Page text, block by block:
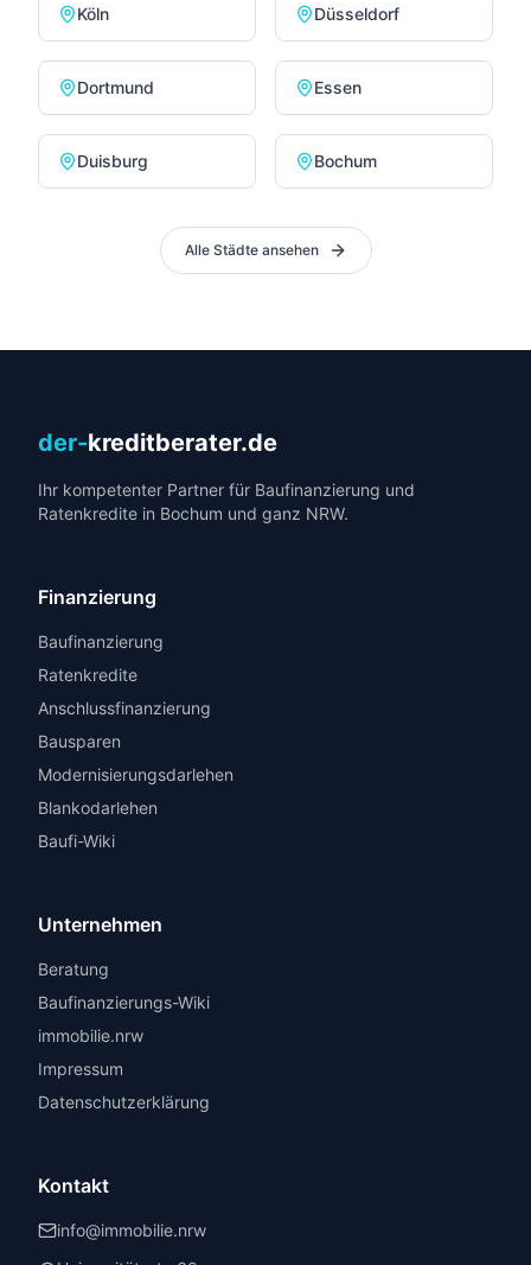
Köln Düsseldorf
Dortmund Essen
Duisburg Bochum
Alle Städte ansehen
der-kreditberater.de
Ihr kompetenter Partner für Baufinanzierung und
Ratenkredite in Bochum und ganz NRW.
Finanzierung
Baufinanzierung
Ratenkredite
Anschlussfinanzierung
Bausparen
Modernisierungsdarlehen
Blankodarlehen
Baufi-Wiki
Unternehmen
Beratung
Baufinanzierungs-Wiki
immobilie.nrw
Impressum
Datenschutzerklärung
Kontakt
info@immobilie.nrw